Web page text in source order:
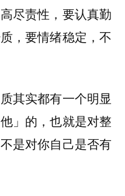
尽责性，要认真勤
，要情绪稳定，不
其实都有一个明显
」的，也就是对整
是对你自己是否有